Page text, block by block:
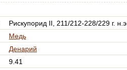
Рискупорид II, 211/212-228/229 г. н.э.
Медь
Денарий
9.41